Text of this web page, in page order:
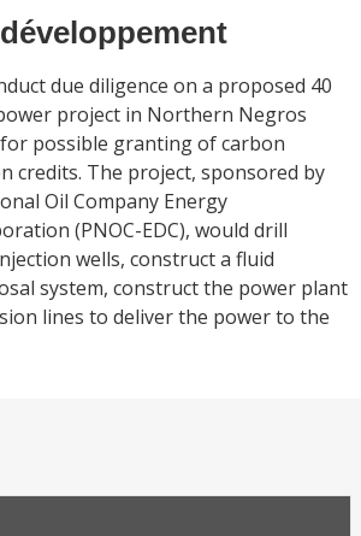
due diligence on a proposed 40
project in Northern Negros
possible granting of carbon
credits. The project, sponsored by
Oil Company Energy
(PNOC-EDC), would drill
wells, construct a fluid
system, construct the power plant
lines to deliver the power to the